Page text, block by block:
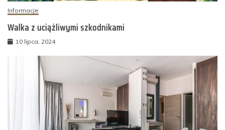
Informacje
Walka z uciążliwymi szkodnikami
10 lipca, 2024